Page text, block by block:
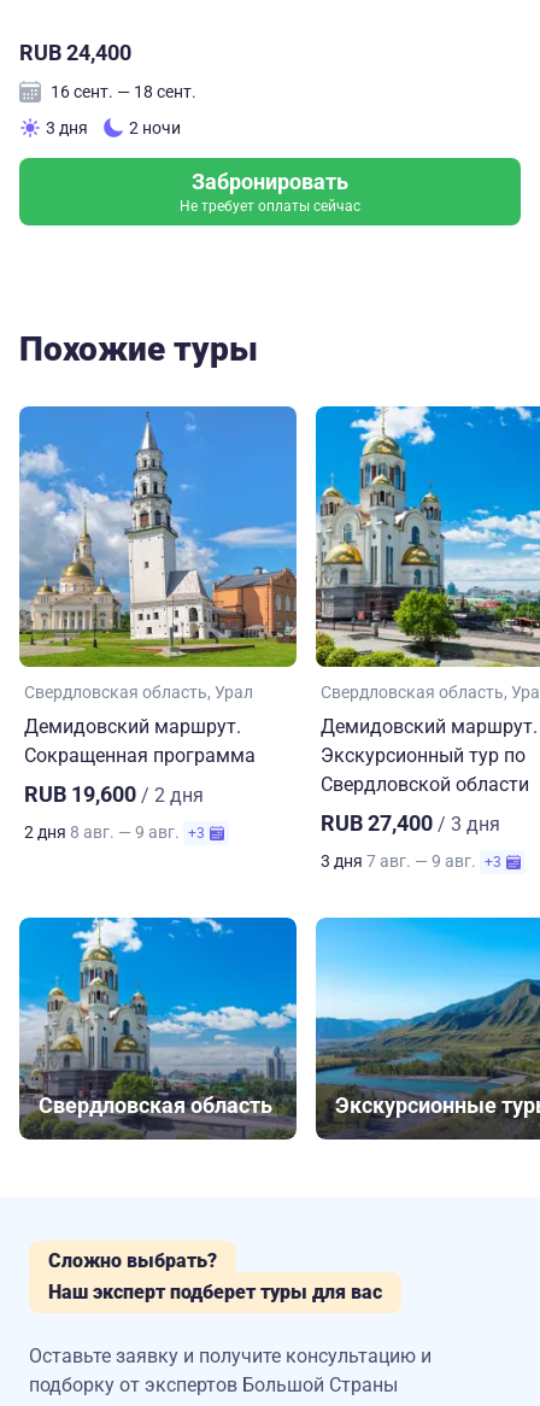
RUB 24,400
16 сент. — 18 сент.
3 дня
2 ночи
Забронировать
Не требует оплаты сейчас
Похожие туры
Свердловская область Урал
Демидовский маршрут.
Сокращенная программа
RUB 19,600 / 2 дня
2 дня 8 авг. — 9 авг. +3
Свердловская область
Демидовский маршрут.
Экскурсионный тур по
Свердловской области
RUB 27,400 / 3 дня
3 дня 7 авг. — 9 авг. +3
Свердловская область Экскурсионные
Сложно выбрать?
Наш эксперт подберет туры для вас
Оставьте заявку и получите консультацию и
подборку от экспертов Большой Страны